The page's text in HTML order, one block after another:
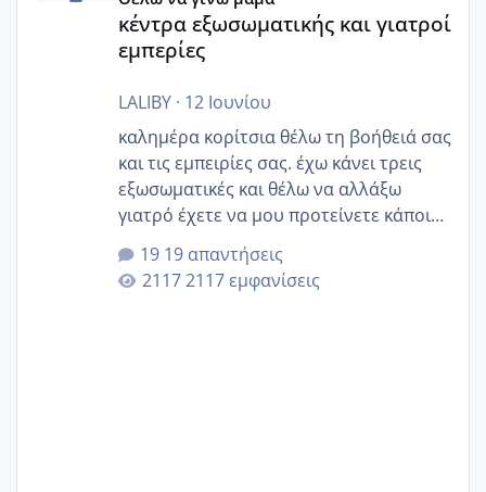
κέντρα εξωσωματικής και γιατροί
εμπερίες
LALIBY· 12 Ιουνίου
καλημέρα κορίτσια θέλω τη βοήθειά σας
και τις εμπειρίες σας. έχω κάνει τρεις
εξωσωματικές και θέλω να αλλάξω
γιατρό έχετε να μου προτείνετε κάποιον
που μείνατε ευχαριστημένες και είχατε
επιιτυχία? έκανα στο υγεία με τον
ζερβομανωλάκη (δεν το εψαξε καθόλου
19 απαντήσεις
2117 εμφανίσεις